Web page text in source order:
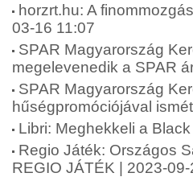
horzrt.hu: A
03-16 11:07
SPAR Magyarország
megelevenedik a SPAR
SPAR Magyarország
hűségpromóciójával
Libri: Meghekkeli a
Regio Játék: Országos
REGIO JÁTÉK | 2023-